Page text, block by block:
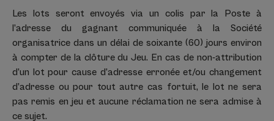
Les lots seront envoyés via un colis par la Poste à
l’adresse du gagnant communiquée à la Société
organisatrice dans un délai de soixante (60) jours environ
à compter de la clôture du Jeu. En cas de non-attribution
d’un lot pour cause d’adresse erronée et/ou changement
d’adresse ou pour tout autre cas fortuit, le lot ne sera
pas remis en jeu et aucune réclamation ne sera admise à
ce sujet.